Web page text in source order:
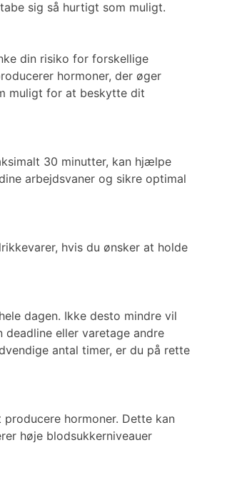
sig så hurtigt som muligt.
din risiko for forskellige
hormoner, der øger
muligt for at beskytte dit
30 minutter, kan hjælpe
arbejdsvaner og sikre optimal
hvis du ønsker at holde
dagen. Ikke desto mindre vil
eller varetage andre
antal timer, er du på rette
hormoner. Dette kan
høje blodsukkerniveauer